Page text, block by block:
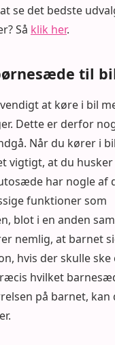
se det bedste
Så klik her.
til
at køre i bil
Dette er derfor
Når du kører i
vigtigt, at du
har nogle af
funktioner som
blot i en anden
nemlig, at barnet
hvis der skulle ske
hvilket
på barnet, kan